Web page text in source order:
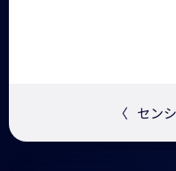
〈 セン